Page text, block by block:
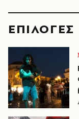
EΠΙΛΟΓΈΣ